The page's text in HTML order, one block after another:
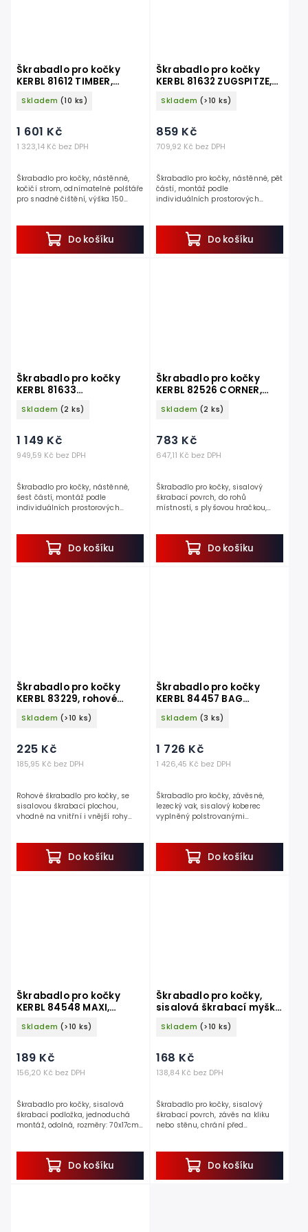
Škrabadlo pro kočky
KERBL 81612 TIMBER,
kočičí strom na zeď 150
cm
Skladem (10 ks)
1 323,14 Kč bez DPH
1 601 Kč
Do košíku
Škrabadlo pro kočky, nástěnné,
kočičí strom, odnímatelné polštáře
pro snadné čištění, výška 150
kočky, které nezabere...
Škrabadlo pro kočky
KERBL 81632 ZUGSPITZE,
sada nástěnných pater,
béžová, 5 ks
Skladem (>10 ks)
709,92 Kč bez DPH
859 Kč
Do košíku
Škrabadlo pro kočky, nástěnné, pět
částí, montáž podle
individuálních prostorových
pro kočky, které zapadne do...
Škrabadlo pro kočky
KERBL 81633
MATTERHORN, sada
nástěnných pater,
Skladem (2 ks)
949,59 Kč bez DPH
1 149 Kč
Do košíku
Škrabadlo pro kočky, nástěnné,
šest částí, montáž podle
individuálních prostorových
škrabadlo pro kočky, které
zapadne do...
Škrabadlo pro kočky
KERBL 82526 CORNER,
rohové 58 cm
Skladem (2 ks)
647,11 Kč bez DPH
783 Kč
Do košíku
Škrabadlo pro kočky, sisalový
škrabací povrch, do rohů
místností, s plyšovou hračkou,
Škrabadlo pro kočky
KERBL 83229, rohové
49x23cm
Skladem (>10 ks)
185,95 Kč bez DPH
225 Kč
Do košíku
Rohové škrabadlo pro kočky, se
sisalovou škrabací plochou,
vhodné na vnitřní i vnější rohy
místnosti, tak...
Škrabadlo pro kočky
KERBL 84457 BAG
CLIMBER, sisalové,
závěsné 260x16x16 cm
Skladem (3 ks)
1 426,45 Kč bez DPH
1 726 Kč
Do košíku
Škrabadlo pro kočky, závěsné,
lezecký vak, sisalový koberec
vyplněný polstrovanými
Pokud tedy hledáte...
Škrabadlo pro kočky
KERBL 84548 MAXI,
sisalová škrabací
podložka 70x17cm
Skladem (>10 ks)
156,20 Kč bez DPH
189 Kč
Do košíku
Škrabadlo pro kočky, sisalová
škrabací podložka, jednoduchá
montáž, odolná, rozměry: 70x17cm.
drápků Vašich koček, tak máme...
Škrabadlo pro kočky,
sisalová škrabací myška
KERBL 81627 - 66x25 cm
Skladem (>10 ks)
138,84 Kč bez DPH
168 Kč
Do košíku
Škrabadlo pro kočky, sisalový
škrabací povrch, závěs na kliku
nebo stěnu, chrání před